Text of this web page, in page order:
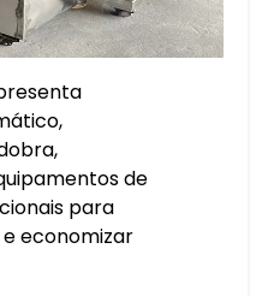
de
para
economizar